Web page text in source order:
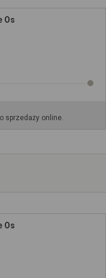
Os
sprzedaży online.
Os